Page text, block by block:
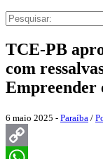
TCE-PB
com
Empreender
6 maio 2025 - Paraíba /